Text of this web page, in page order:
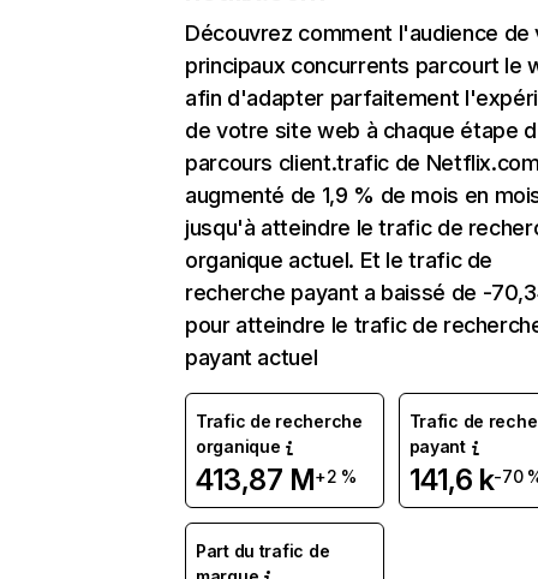
Découvrez comment l'audience de
principaux concurrents parcourt le
afin d'adapter parfaitement
de votre site web à chaque étape
parcours client.trafic de
augmenté de 1,9 % de mois en
jusqu'à atteindre le trafic de
organique actuel. Et le trafic de
recherche payant a baissé de -
pour atteindre le trafic de
payant actuel
Trafic de recherche
organique
413,87 M+2 %
Trafic de
payant
141,6 k-70
Part du trafic de